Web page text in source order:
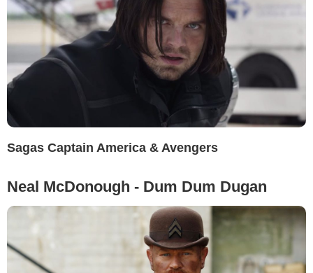
Sagas Captain America & Avengers
Neal McDonough - Dum Dum Dugan